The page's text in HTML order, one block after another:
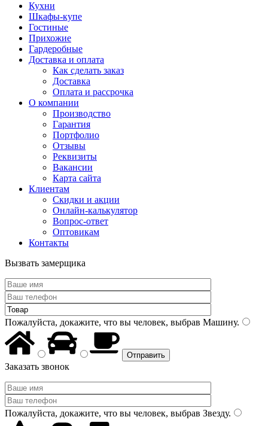
Кухни
Шкафы-купе
Гостиные
Прихожие
Гардеробные
Доставка и оплата
Как сделать заказ
Доставка
Оплата и рассрочка
О компании
Производство
Гарантия
Портфолио
Отзывы
Реквизиты
Вакансии
Карта сайта
Клиентам
Скидки и акции
Онлайн-калькулятор
Вопрос-ответ
Оптовикам
Контакты
Вызвать замерщика
Пожалуйста, докажите, что вы человек, выбрав Машину.
Заказать звонок
Пожалуйста, докажите, что вы человек, выбрав Звезду.